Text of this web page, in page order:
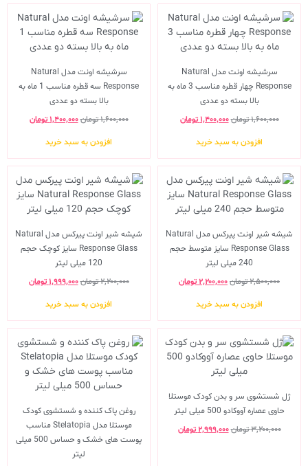
سرشیشه اونت مدل Natural
Response چهار قطره مناسب 3 ماه به
بالا بسته دو عددی
۱,۶۰۰,۰۰۰تومان۱,۴۰۰,۰۰۰ تومان
افزودن به سبد خرید
سرشیشه اونت مدل Natural
Response سه قطره مناسب 1 ماه به
بالا بسته دو عددی
۱,۶۰۰,۰۰۰تومان۱,۴۰۰,۰۰۰ تومان
افزودن به سبد خرید
شیشه شیر اونت پیرکس مدل Natural
Response Glass سایز متوسط حجم
240 میلی لیتر
۲,۵۰۰,۰۰۰تومان۲,۲۰۰,۰۰۰تومان
افزودن به سبد خرید
شیشه شیر اونت پیرکس مدل Natural
Response Glass سایز کوچک حجم
120 میلی لیتر
۲,۲۰۰,۰۰۰تومان۱,۹۹۹,۰۰۰ تومان
افزودن به سبد خرید
ژل شستشوی سر و بدن کودک موستلا
حاوی عصاره آووکادو 500 میلی لیتر
۳,۲۰۰,۰۰۰تومان۲,۹۹۹,۰۰۰ تومان
روغن پاک کننده و شستشوی کودک
موستلا مدل Stelatopia مناسب
پوست های خشک و حساس 500 میلی
لیتر